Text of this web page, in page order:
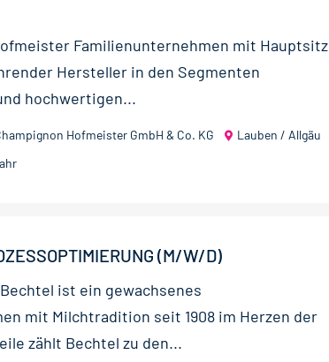
Familienunternehmen mit Hauptsitz
Hersteller in den Segmenten
hochwertigen...
Hofmeister GmbH & Co. KG
Lauben / Allgäu
(M/W/D)
ist ein gewachsenes
mit Milchtradition seit 1908 im Herzen der
zählt Bechtel zu den...